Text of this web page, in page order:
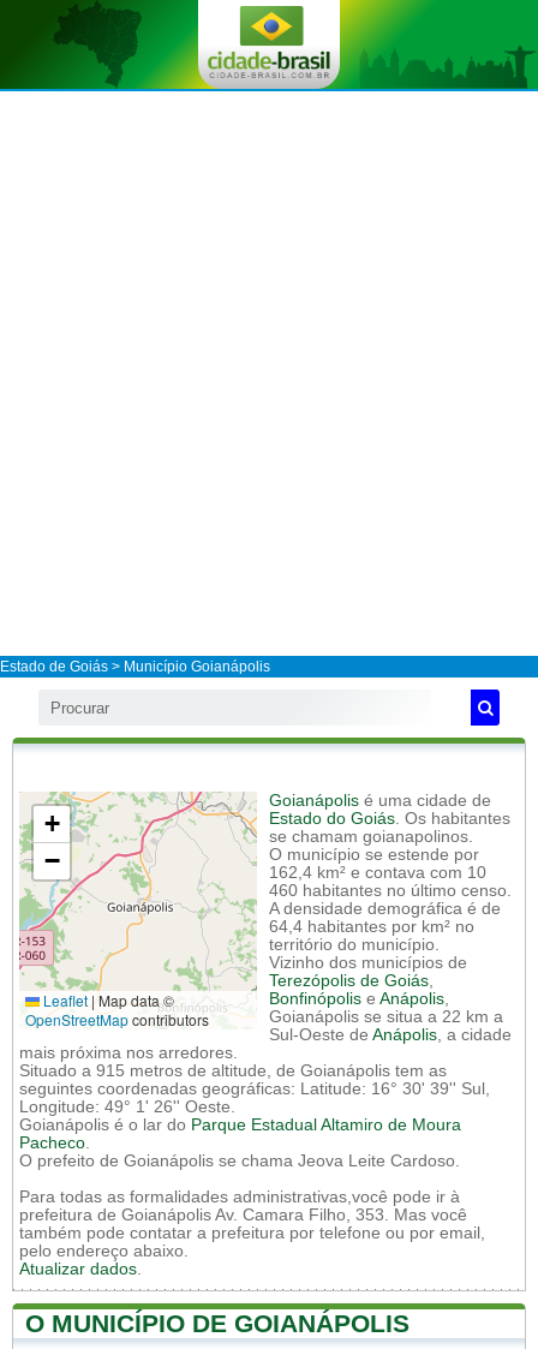
Estado de Goiás > Município Goianápolis
+
−
Leaflet | Map data ©
OpenStreetMapcontributors
Goianápolis é uma cidade de
Estado do Goiás. Os habitantes
se chamam goianapolinos.
O município se estende por
162,4 km² e contava com 10
460 habitantes no último censo.
A densidade demográfica é de
64,4 habitantes por km² no
território do município.
Vizinho dos municípios de
Terezópolis de Goiás,
Bonfinópolis e Anápolis,
Goianápolis se situa a 22 km a
Sul-Oeste de Anápolis, a cidade
mais próxima nos arredores.
Situado a 915 metros de altitude, de Goianápolis tem as
seguintes coordenadas geográficas: Latitude: 16° 30' 39'' Sul,
Longitude: 49° 1' 26'' Oeste.
Goianápolis é o lar do Parque Estadual Altamiro de Moura
Pacheco.
O prefeito de Goianápolis se chama Jeova Leite Cardoso.
Para todas as formalidades administrativas,você pode ir à
prefeitura de Goianápolis Av. Camara Filho, 353. Mas você
também pode contatar a prefeitura por telefone ou por email,
pelo endereço abaixo.
Atualizar dados.
O MUNICÍPIO DE GOIANÁPOLIS